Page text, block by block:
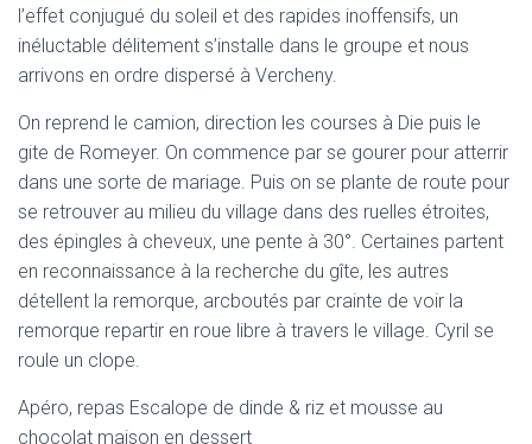
l’effet conjugué du soleil et des rapides inoffensifs, un
inéluctable délitement s’installe dans le groupe et nous
arrivons en ordre dispersé à Vercheny.
On reprend le camion, direction les courses à Die puis le
gite de Romeyer. On commence par se gourer pour atterrir
dans une sorte de mariage. Puis on se plante de route pour
se retrouver au milieu du village dans des ruelles étroites,
des épingles à cheveux, une pente à 30°. Certaines partent
en reconnaissance à la recherche du gîte, les autres
détellent la remorque, arcboutés par crainte de voir la
remorque repartir en roue libre à travers le village. Cyril se
roule un clope.
Apéro, repas Escalope de dinde & riz et mousse au
chocolat maison en dessert